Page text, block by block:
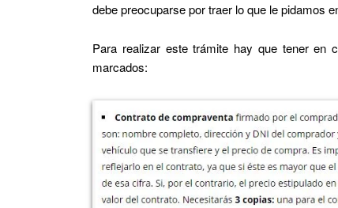
debe preocuparse por traer lo que le pidamos
Para realizar este trámite hay que tener en
marcados: